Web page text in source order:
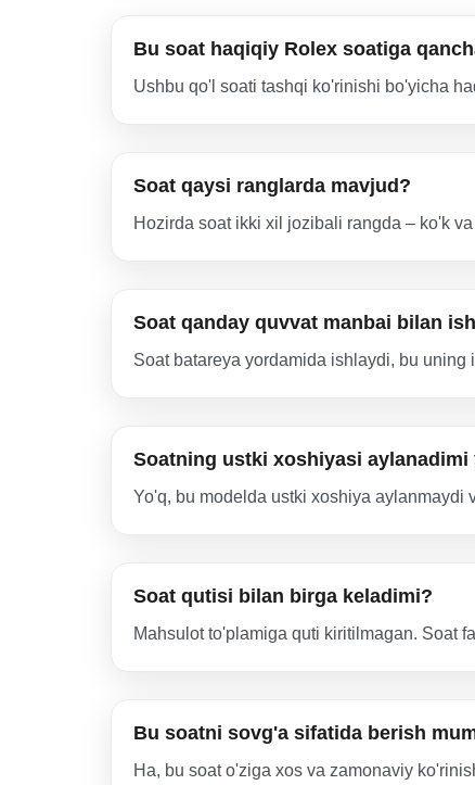
Bu soat haqiqiy Rolex soatiga
Ushbu qo'l soati tashqi ko'rinishi bo'yicha
Soat qaysi ranglarda mavjud?
Hozirda soat ikki xil jozibali rangda – ko'k
Soat qanday quvvat manbai bilan
Soat batareya yordamida ishlaydi, bu
Soatning ustki xoshiyasi
Yo'q, bu modelda ustki xoshiya aylanmaydi
Soat qutisi bilan birga keladimi?
Mahsulot to'plamiga quti kiritilmagan. Soat
Bu soatni sovg'a sifatida berish
Ha, bu soat o'ziga xos va zamonaviy